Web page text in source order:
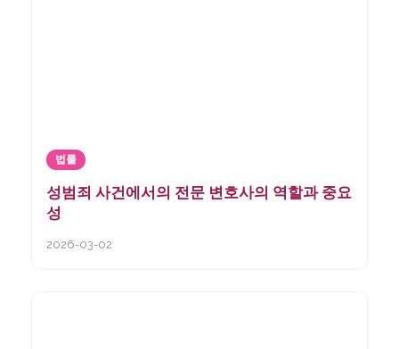
법률
성범죄 사건에서의 전문 변호사의 역할과 중요
성
2026-03-02